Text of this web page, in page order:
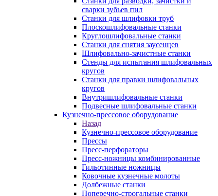
сварки зубьев пил
Станки для шлифовки труб
Плоскошлифовальные станки
Круглошлифовальные станки
Станки для снятия заусенцев
Шлифовально-зачистные станки
Стенды для испытания шлифовальных
кругов
Станки для правки шлифовальных
кругов
Внутришлифовальные станки
Подвесные шлифовальные станки
Кузнечно-прессовое оборудование
Назад
Кузнечно-прессовое оборудование
Прессы
Пресс-перфораторы
Пресс-ножницы комбинированные
Гильотинные ножницы
Ковочные кузнечные молоты
Долбежные станки
Поперечно-строгальные станки